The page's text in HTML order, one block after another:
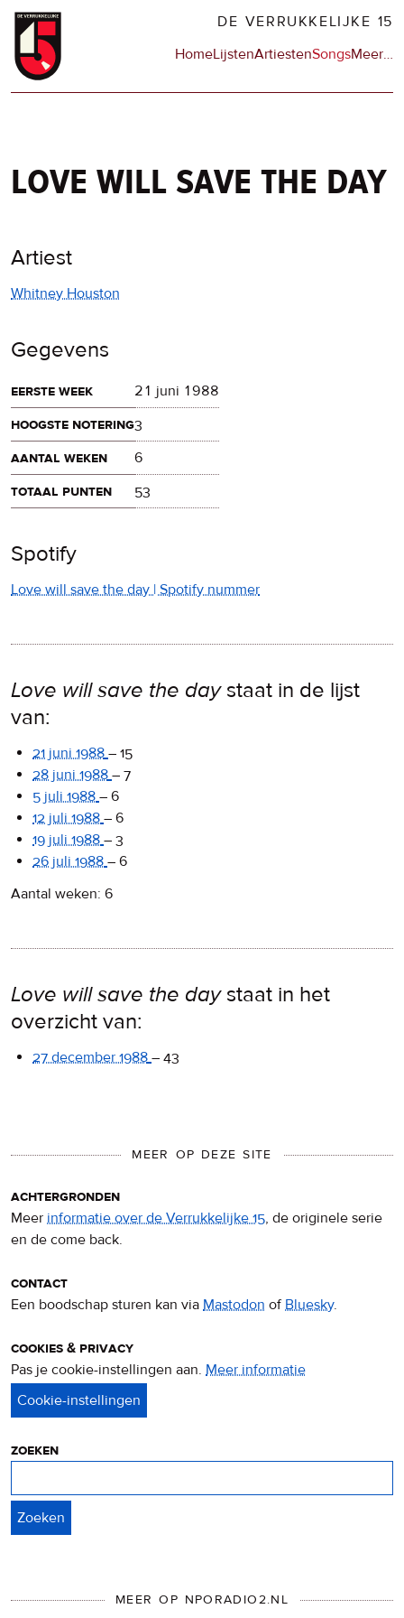
Overslaan
naar
DE VERRUKKELIJKE 15
Hoofdnavigatie
HomeLijstenArtiestenSongsMeerop
…
love will save the day
Artiest
Whitney Houston
Gegevens
eerste week
21 juni 1988
hoogste notering3
aantal weken
6
totaal punten
53
Spotify
Love will save the day | Spotify nummer
Love will save the daystaat in de lijst
van:
21 juni 1988 – 15
28 juni 1988 – 7
5 juli 1988 – 6
12 juli 1988 – 6
19 juli 1988 – 3
26 juli 1988 – 6
Aantal weken: 6
Love will save the daystaat in het
overzicht van:
27 december 1988 – 43
MEER OP DEZE SITE
achtergronden
Meer informatie over de Verrukkelijke 15, de originele serie
en de come back.
contact
Een boodschap sturen kan via Mastodon ofBluesky.
cookies & privacy
Pas je cookie-instellingen aan. Meer informatie
zoeken
MEER OP NPORADIO2.NL